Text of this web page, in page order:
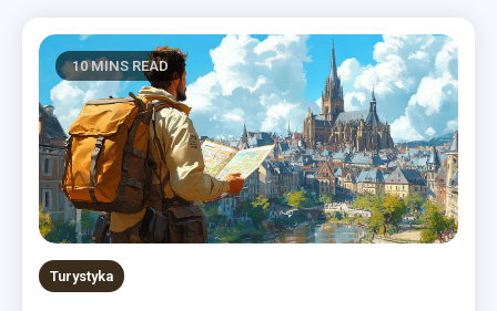
10 MINS READ
Turystyka